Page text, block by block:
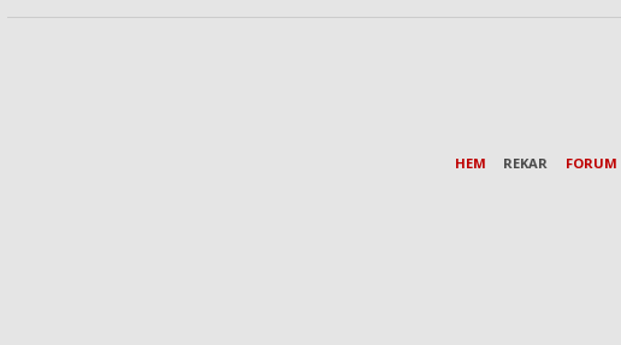
HEM REKAR FORUM